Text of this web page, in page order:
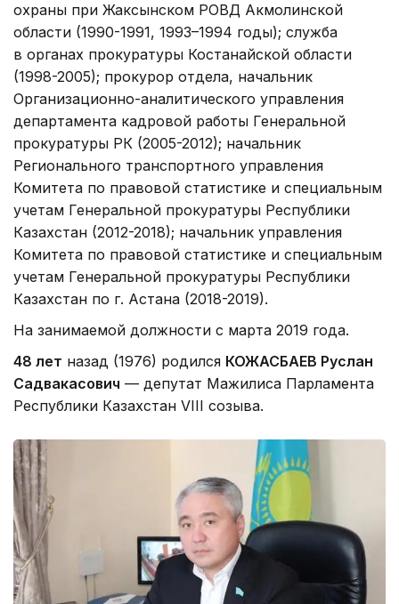
охраны при Жаксынском РОВД Акмолинской
области (1990-1991, 1993–1994 годы); служба
в органах прокуратуры Костанайской области
(1998-2005); прокурор отдела, начальник
Организационно-аналитического управления
департамента кадровой работы Генеральной
прокуратуры РК (2005-2012); начальник
Регионального транспортного управления
Комитета по правовой статистике и специальным
учетам Генеральной прокуратуры Республики
Казахстан (2012-2018); начальник управления
Комитета по правовой статистике и специальным
учетам Генеральной прокуратуры Республики
Казахстан по г. Астана (2018-2019).
На занимаемой должности с марта 2019 года.
48 лет назад (1976) родился КОЖАСБАЕВ Руслан
Садвакасович — депутат Мажилиса Парламента
Республики Казахстан VIII созыва.